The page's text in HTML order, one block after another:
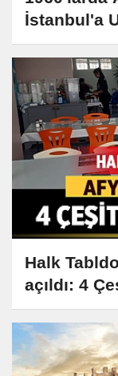
İstanbul'a
Halk
açıldı: 4